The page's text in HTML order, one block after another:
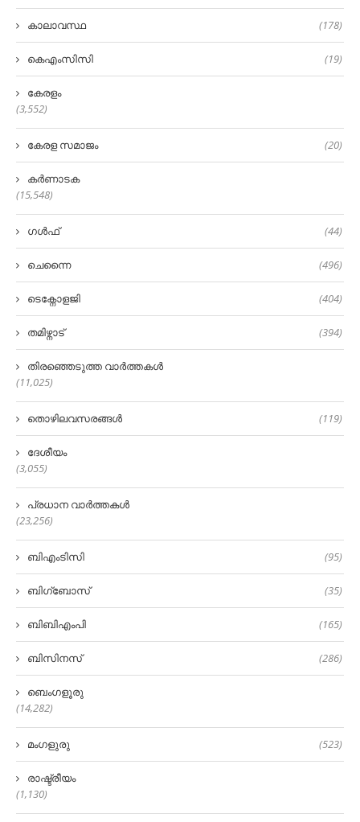
കാലാവസ്ഥ (178)
കെഎംസിസി (19)
കേരളം
(3,552)
കേരള സമാജം (20)
കർണാടക
(15,548)
ഗൾഫ് (44)
ചെന്നൈ (496)
ടെക്നോളജി (404)
തമിഴ്നാട് (394)
തിരഞ്ഞെടുത്ത വാർത്തകൾ
(11,025)
തൊഴിലവസരങ്ങൾ (119)
ദേശീയം
(3,055)
പ്രധാന വാർത്തകൾ
(23,256)
ബിഎംടിസി (95)
ബിഗ്‌ബോസ് (35)
ബിബിഎംപി (165)
ബിസിനസ് (286)
ബെംഗളൂരു
(14,282)
മംഗളുരു (523)
രാഷ്ട്രീയം
(1,130)